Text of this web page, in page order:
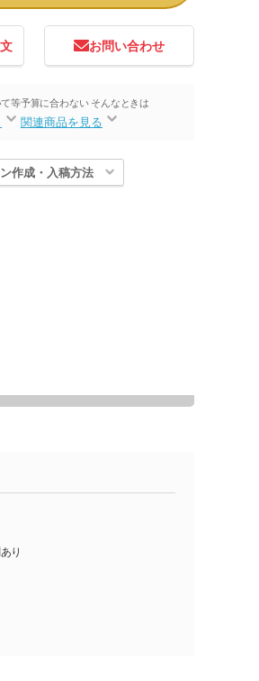
お問い合わせ
等予算に合わない そんなときは
関連商品を見る
作成・入稿方法
り